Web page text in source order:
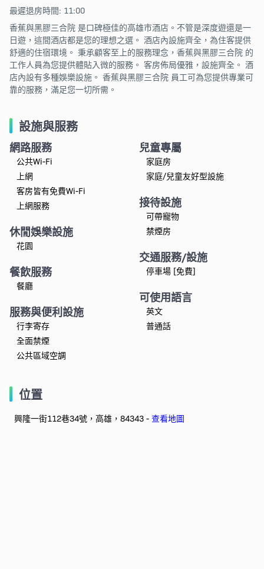
最遲退房時間: 11:00
香蕉與黑膠三合院 是口碑極佳的高雄市酒店。不管是深度遊還是一
日遊，這間酒店都是您的理想之選。 酒店內設施齊全，為住客提供
舒適的住宿環境。 秉承顧客至上的服務理念，香蕉與黑膠三合院 的
工作人員為您提供體貼入微的服務。 客房佈局優雅，設施齊全。 酒
店內設有多種娛樂設施。 香蕉與黑膠三合院 員工可為您提供專業可
靠的服務，滿足您一切所需。
設施與服務
網路服務
公共Wi-Fi
上網
客房皆有免費Wi-Fi
上網服務
休閒娛樂設施
花園
餐飲服務
餐廳
服務與便利設施
行李寄存
全面禁煙
公共區域空調
兒童專屬
家庭房
家庭/兒童友好型設施
接待設施
可帶寵物
禁煙房
交通服務/設施
停車場 [免費]
可使用語言
英文
普通話
位置
興隆一街112巷34號，高雄，84343 - 查看地圖